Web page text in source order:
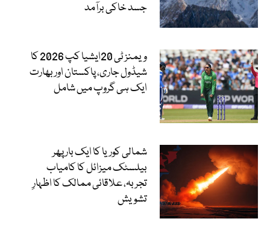
جسد خاکی برآمد
ویمنز ٹی 20ایشیا کپ 2026 کا
شیڈول جاری، پاکستان اور بھارت
ایک ہی گروپ میں شامل
شمالی کوریا کا ایک بار پھر
بیلسٹک میزائل کا کامیاب
تجربہ، علاقائی ممالک کا اظہارِ
تشویش